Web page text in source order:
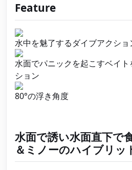
Feature
水中を魅了するダイブアクショ
水面でパニックを起こすベイ
ション
80°の浮き角度
水面で誘い水面直下で
＆ミノーのハイブリッ